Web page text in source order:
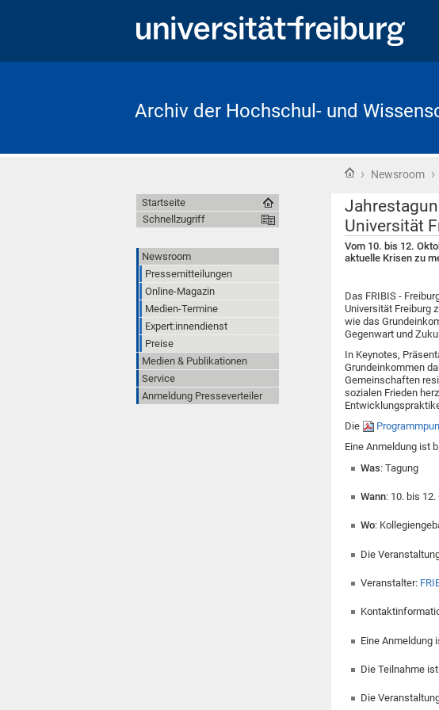
Archiv der Hochschul- und
Startseite
› Newsroom ›
Universität
Vom 10. bis 12.
aktuelle Krisen zu
Das FRIBIS -
Universität Freiburg
wie das
Gegenwart und
In Keynotes,
Grundeinkommen
Gemeinschaften
sozialen Frieden
Die
Eine Anmeldung ist
Was: Tagung
Wann: 10. bis
Wo:
Die
Veranstalter:
Eine Anmeldung
Die Teilnahme
Die
Startseite
Schnellzugriff
Newsroom
Pressemitteilungen
Online-Magazin
Medien-Termine
Expert:innendienst
Preise
Medien & Publikationen
Service
Anmeldung Presseverteiler